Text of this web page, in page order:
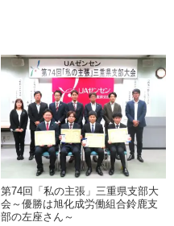
第74回「私の主張」三重県支部大
会～優勝は旭化成労働組合鈴鹿支
部の左座さん～